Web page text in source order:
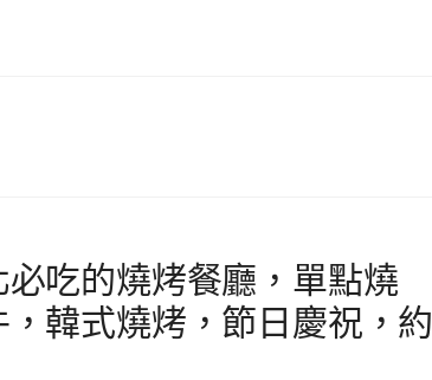
吃的燒烤餐廳，單點燒
韓式燒烤，節日慶祝，約